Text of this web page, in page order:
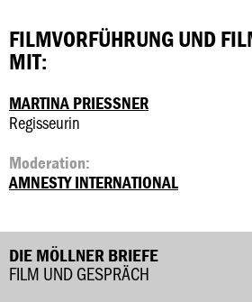
FILMVORFÜHRUNG UND
MIT:
MARTINA PRIESSNER
Regisseurin
Moderation:
AMNESTY INTERNATIONAL
DIE MÖLLNER BRIEFE
FILM UND GESPRÄCH